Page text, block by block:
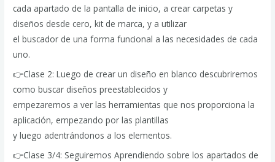
cada apartado de la pantalla de inicio, a crear carpetas y
diseños desde cero, kit de marca, y a utilizar
el buscador de una forma funcional a las necesidades de cada
uno.
👉Clase 2: Luego de crear un diseño en blanco descubriremos
como buscar diseños preestablecidos y
empezaremos a ver las herramientas que nos proporciona la
aplicación, empezando por las plantillas
y luego adentrándonos a los elementos.
👉Clase 3/4: Seguiremos Aprendiendo sobre los apartados de